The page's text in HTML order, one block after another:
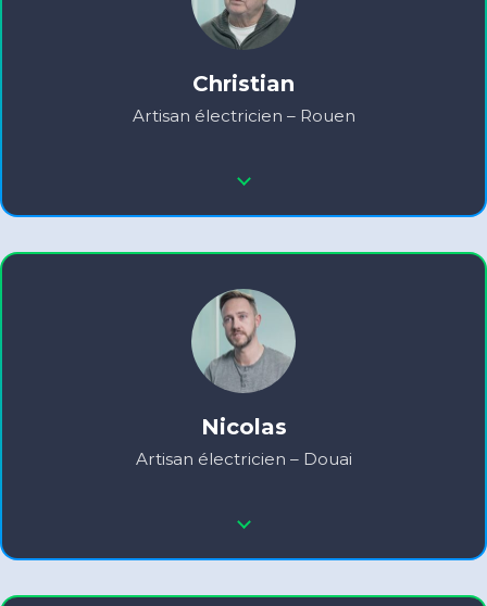
Christian
Artisan électricien – Rouen
Nicolas
Artisan électricien – Douai